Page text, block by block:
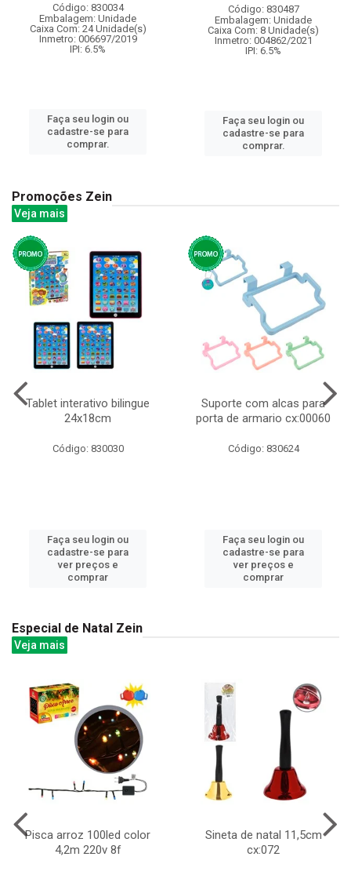
Código: 830034
Embalagem: Unidade
Caixa Com: 24 Unidade(s)
Inmetro: 006697/2019
IPI: 6.5%
Faça seu login ou
cadastre-se para
comprar.
Código: 830487
Embalagem: Unidade
Caixa Com: 8 Unidade(s)
Inmetro: 004862/2021
IPI: 6.5%
Faça seu login ou
cadastre-se para
comprar.
Promoções Zein
Veja mais
Tablet interativo bilingue
24x18cm
Código: 830030
Faça seu login ou
cadastre-se para
ver preços e
comprar
Suporte com alcas para
porta de armario cx:00060
Código: 830624
Faça seu login ou
cadastre-se para
ver preços e
comprar
Especial de Natal Zein
Veja mais
Pisca arroz 100led color
4,2m 220v 8f
Sineta de natal 11,5cm
cx:072